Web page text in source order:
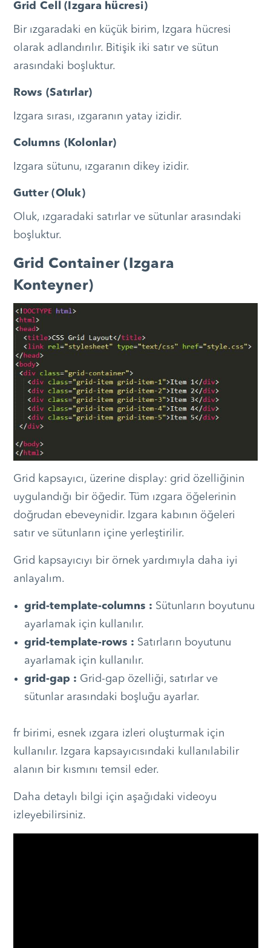
Grid Cell (Izgara hücresi)
Bir ızgaradaki en küçük birim, Izgara hücresi
olarak adlandırılır. Bitişik iki satır ve sütun
arasındaki boşluktur.
Rows (Satırlar)
Izgara sırası, ızgaranın yatay izidir.
Columns (Kolonlar)
Izgara sütunu, ızgaranın dikey izidir.
Gutter (Oluk)
Oluk, ızgaradaki satırlar ve sütunlar arasındaki
boşluktur.
Grid Container (Izgara
Konteyner)
Grid kapsayıcı, üzerine display: grid özelliğinin
uygulandığı bir öğedir. Tüm ızgara öğelerinin
doğrudan ebeveynidir. Izgara kabının öğeleri
satır ve sütunların içine yerleştirilir.
Grid kapsayıcıyı bir örnek yardımıyla daha iyi
anlayalım.
grid-template-columns : Sütunların boyutunu
ayarlamak için kullanılır.
grid-template-rows : Satırların boyutunu
ayarlamak için kullanılır.
grid-gap : Grid-gap özelliği, satırlar ve
sütunlar arasındaki boşluğu ayarlar.
fr birimi, esnek ızgara izleri oluşturmak için
kullanılır. Izgara kapsayıcısındaki kullanılabilir
alanın bir kısmını temsil eder.
Daha detaylı bilgi için aşağıdaki videoyu
izleyebilirsiniz.